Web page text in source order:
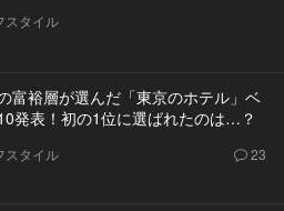
スタイル
富裕層が選んだ「東京のホテル」ベ
発表！初の1位に選ばれたのは…？
スタイル 23